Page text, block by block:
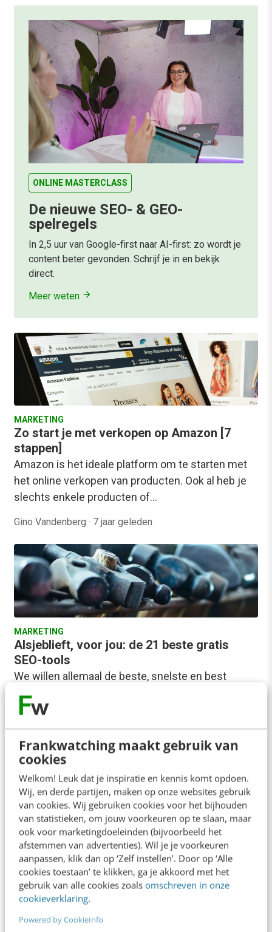
Frankwatching maakt gebruik van
cookies
Welkom! Leuk dat je inspiratie en kennis komt opdoen.
Wij, en derde partijen, maken op onze websites gebruik
van cookies. Wij gebruiken cookies voor het bijhouden
van statistieken, om jouw voorkeuren op te slaan, maar
ook voor marketingdoeleinden (bijvoorbeeld het
afstemmen van advertenties). Wil je je voorkeuren
aanpassen, klik dan op ‘Zelf instellen’. Door op ‘Alle
cookies toestaan’ te klikken, ga je akkoord met het
gebruik van alle cookies zoals omschreven in onze
cookieverklaring.
Powered by CookieInfo
ONLINE MASTERCLASS
De nieuwe SEO- & GEO-
spelregels
In 2,5 uur van Google-first naar AI-first: zo wordt je
content beter gevonden. Schrijf je in en bekijk
direct.
Meer weten
MARKETING
Zo start je met verkopen op Amazon [7
stappen]
Amazon is het ideale platform om te starten met
het online verkopen van producten. Ook al heb je
slechts enkele producten of…
Gino Vandenberg · 7 jaar geleden
MARKETING
Alsjeblieft, voor jou: de 21 beste gratis
SEO-tools
We willen allemaal de beste, snelste en best
vindbare website. Maar we willen hier zo min
mogelijk voor betalen om een zo…
Vincent van Brakel· 7 jaar geleden
KLANTCONTACT & CX
App Store Optimalisatie: zo beïnvloeden
bezoekers je app-ranking
In mijn vorige artikel over App Store
Optimalisatie (ASO) vertelde ik voornamelijk over
hoe jij zelf je app zo goed mogelijk kunt